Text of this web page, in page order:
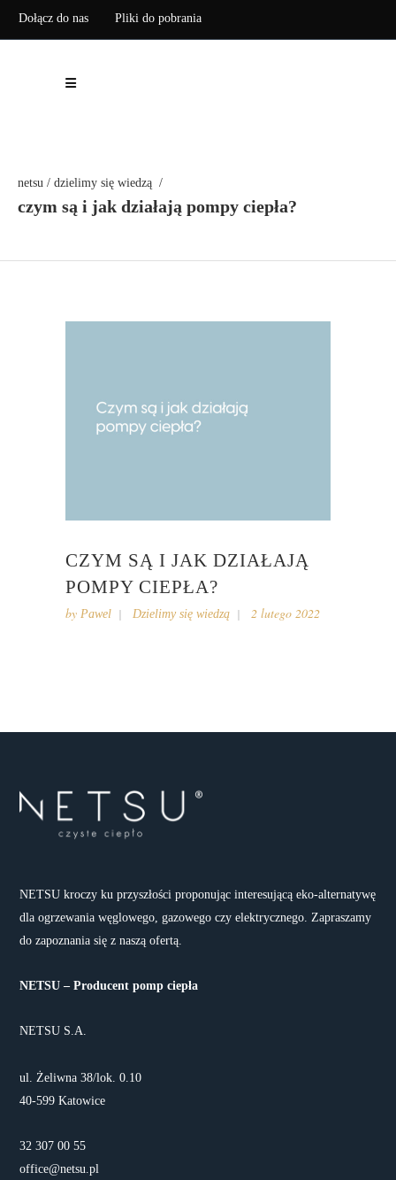
Dołącz do nas Pliki do pobrania
netsu / dzielimy się wiedzą /
czym są i jak działają pompy ciepła?
CZYM SĄ I JAK DZIAŁAJĄ
POMPY CIEPŁA?
by Pawel Dzielimy się wiedzą 2 lutego 2022
NETSU kroczy ku przyszłości proponując interesującą eko-alternatywę
dla ogrzewania węglowego, gazowego czy elektrycznego. Zapraszamy
do zapoznania się z naszą ofertą.
NETSU – Producent pomp ciepła
NETSU S.A.
ul. Żeliwna 38/lok. 0.10
40-599 Katowice
32 307 00 55
office@netsu.pl